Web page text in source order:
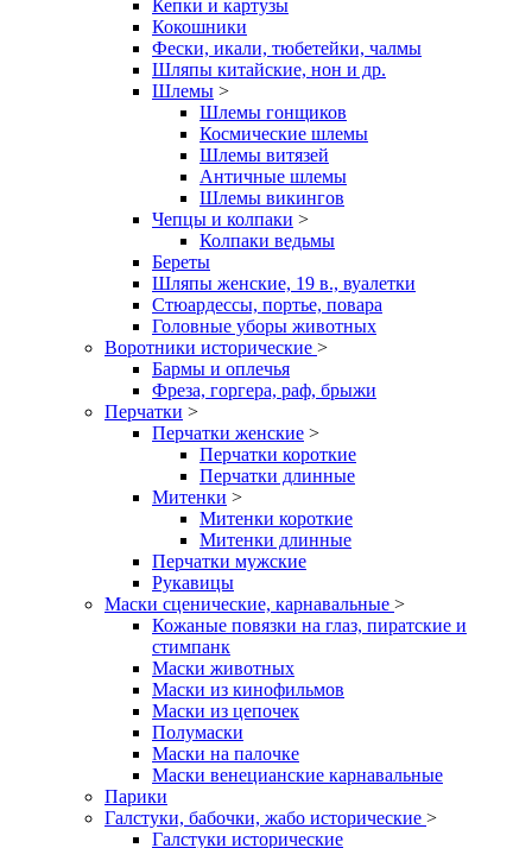
Кепки и картузы
Кокошники
Фески, икали, тюбетейки, чалмы
Шляпы китайские, нон и др.
Шлемы >
Шлемы гонщиков
Космические шлемы
Шлемы витязей
Античные шлемы
Шлемы викингов
Чепцы и колпаки >
Колпаки ведьмы
Береты
Шляпы женские, 19 в., вуалетки
Стюардессы, портье, повара
Головные уборы животных
Воротники исторические >
Бармы и оплечья
Фреза, горгера, раф, брыжи
Перчатки >
Перчатки женские >
Перчатки короткие
Перчатки длинные
Митенки >
Митенки короткие
Митенки длинные
Перчатки мужские
Рукавицы
Маски сценические, карнавальные >
Кожаные повязки на глаз, пиратские и
стимпанк
Маски животных
Маски из кинофильмов
Маски из цепочек
Полумаски
Маски на палочке
Маски венецианские карнавальные
Парики
Галстуки, бабочки, жабо исторические >
Галстуки исторические